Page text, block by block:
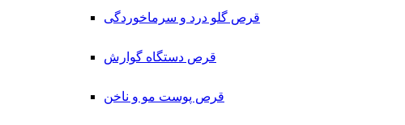
قرص گلو درد و سرماخوردگی
قرص دستگاه گوارش
قرص پوست مو و ناخن